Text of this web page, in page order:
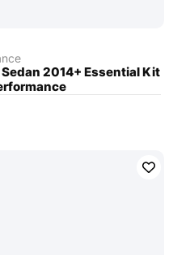
2014+ Essential Kit